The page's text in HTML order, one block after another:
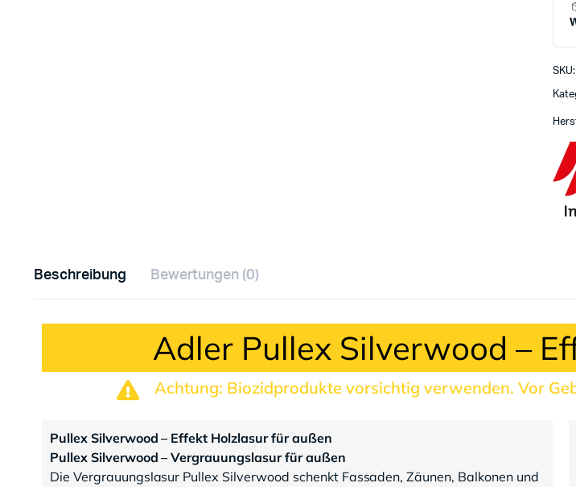
SKU:
Beschreibung Bewertungen (0)
Adler Pullex Silverwood –
Achtung: Biozidprodukte vorsichtig verwenden. Vor
Pullex Silverwood – Effekt Holzlasur für außen
Pullex Silverwood – Vergrauungslasur für außen
Die Vergrauungslasur Pullex Silverwood schenkt Fassaden, Zäunen, Balkonen und